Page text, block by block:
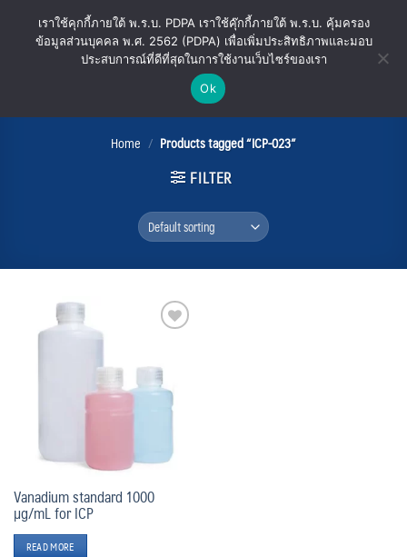
ICP-023
Home / Products tagged “ICP-023”
FILTER
wishlist
Vanadium standard 1000
µg/mL for ICP
READ MORE
เราใช้คุกกี้ภายใต้ พ.ร.บ. PDPA เราใช้คุ๊กกี้ภายใต้ พ.ร.บ. คุ้มครอง
ข้อมูลส่วนบุคคล พ.ศ. 2562 (PDPA) เพื่อเพิ่มประสิทธิภาพและมอบ
ประสบการณ์ที่ดีที่สุดในการใช้งานเว็บไซร์ของเรา
Ok